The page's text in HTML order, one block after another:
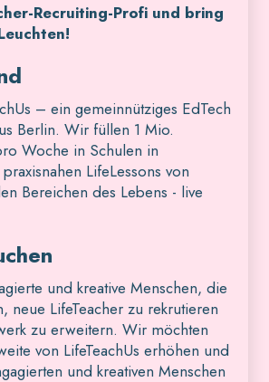
Recruiting-Profi und bring
– ein gemeinnütziges EdTech
Berlin. Wir füllen 1 Mio.
Woche in Schulen in
LifeLessons von
Bereichen des Lebens - live
und kreative Menschen, die
neue LifeTeacher zu rekrutieren
zu erweitern. Wir möchten
von LifeTeachUs erhöhen und
und kreativen Menschen